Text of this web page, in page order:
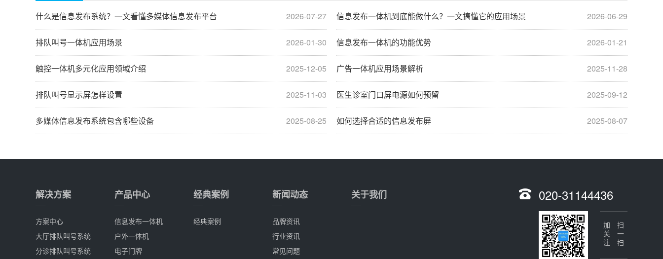
2026-07-27
什么是信息发布系统？一文看懂多媒体信息发布平台 2026-06-29
信息发布一体机到底能做什么？一文搞懂它的应用场景
2026-01-30
排队叫号一体机应用场景 2026-01-21
信息发布一体机的功能优势
2025-12-05
触控一体机多元化应用领域介绍 2025-11-28
广告一体机应用场景解析
2025-11-03
排队叫号显示屏怎样设置 2025-09-12
医生诊室门口屏电源如何预留
2025-08-25
多媒体信息发布系统包含哪些设备 2025-08-07
如何选择合适的信息发布屏
解决方案
方案中心
大厅排队叫号系统
分诊排队叫号系统
产品中心
信息发布一体机
户外一体机
电子门牌
经典案例
经典案例
新闻动态
品牌资讯
行业资讯
常见问题
关于我们 020-31144436
扫一扫
加关注